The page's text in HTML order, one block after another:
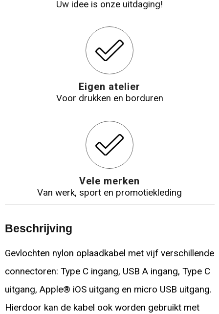
Uw idee is onze uitdaging!
Eigen atelier
Voor drukken en borduren
Vele merken
Van werk, sport en promotiekleding
Beschrijving
Gevlochten nylon oplaadkabel met vijf verschillende
connectoren: Type C ingang, USB A ingang, Type C
uitgang, Apple® iOS uitgang en micro USB uitgang.
Hierdoor kan de kabel ook worden gebruikt met